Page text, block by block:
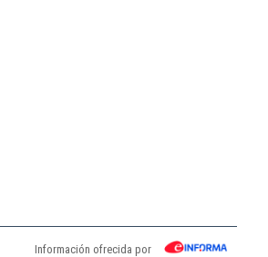
Información ofrecida por